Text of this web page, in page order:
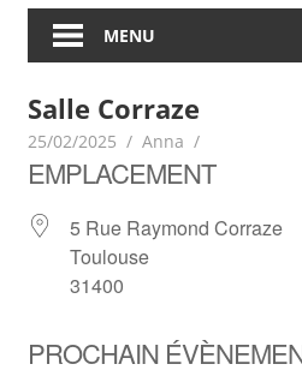
MENU
Salle Corraze
25/02/2025 Anna
EMPLACEMENT
5 Rue Raymond Corraze
Toulouse
31400
PROCHAIN